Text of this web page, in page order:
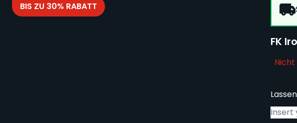
BIS ZU 30% RABATT
FK
Nicht